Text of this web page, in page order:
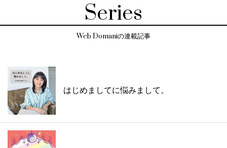
Series
Web Domaniの連載記事
はじめましてに悩みまして。